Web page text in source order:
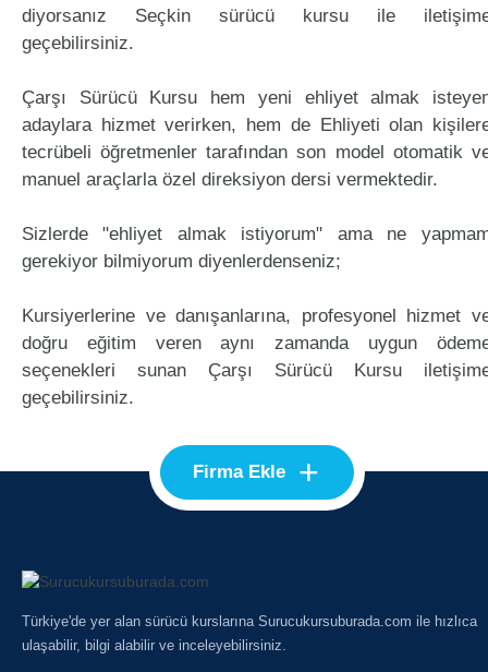
diyorsanız Seçkin sürücü kursu ile
geçebilirsiniz.
Çarşı Sürücü Kursu hem yeni ehliyet almak
adaylara hizmet verirken, hem de Ehliyeti olan
tecrübeli öğretmenler tarafından son model otomatik
manuel araçlarla özel direksiyon dersi vermektedir.
Sizlerde "ehliyet almak istiyorum" ama ne
gerekiyor bilmiyorum diyenlerdenseniz;
Kursiyerlerine ve danışanlarına, profesyonel hizmet
doğru eğitim veren aynı zamanda uygun
seçenekleri sunan Çarşı Sürücü Kursu
geçebilirsiniz.
Firma Ekle +
Türkiye'de yer alan sürücü kurslarına Surucukursuburada.com ile hızlıca
ulaşabilir, bilgi alabilir ve inceleyebilirsiniz.